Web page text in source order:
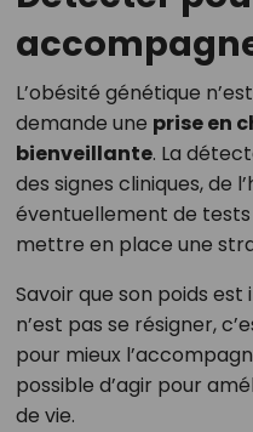
L’obésité génétique
demande une prise en
bienveillante. La
des signes cliniques, de
éventuellement de
mettre en place une
Savoir que son poids
n’est pas se résigner,
pour mieux
possible d’agir pour
de vie.